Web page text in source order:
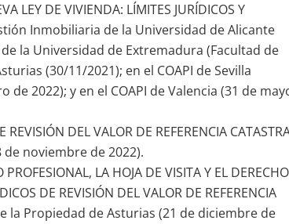
LEY DE VIVIENDA: LÍMITES JURÍDICOS Y
Inmobiliaria de la Universidad de Alicante
la Universidad de Extremadura (Facultad de
(30/11/2021); en el COAPI de Sevilla
de 2022); y en el COAPI de Valencia (31 de
DEL VALOR DE REFERENCIA
de noviembre de 2022).
LA HOJA DE VISITA Y EL
DE REVISIÓN DEL VALOR DE REFERENCIA
la Propiedad de Asturias (21 de diciembre de